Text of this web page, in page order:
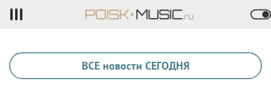
ВСЕ новости СЕГОДНЯ